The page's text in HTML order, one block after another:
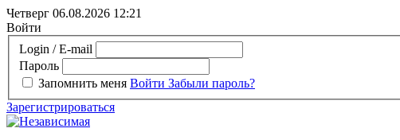
Четверг 06.08.2026 12:21
Войти
Login / E-mail
Пароль
Запомнить меня Войти Забыли пароль?
Зарегистрироваться